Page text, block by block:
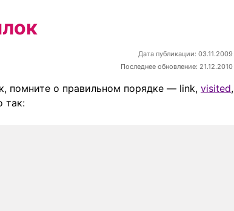
Дата публикации: 03.11.2009
Последнее обновление: 21.12.2010
помните о правильном порядке — link, visited,
так: